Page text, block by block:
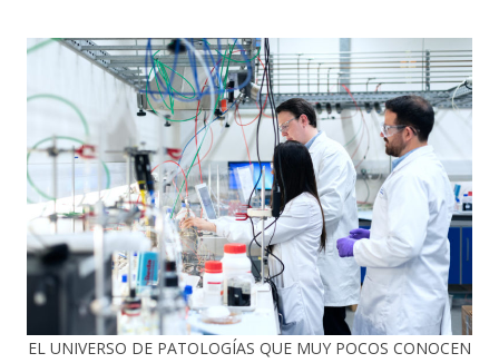
EL UNIVERSO DE PATOLOGÍAS QUE MUY POCOS CONOCEN